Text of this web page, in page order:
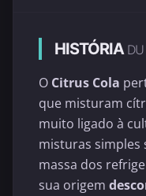
HISTÓRIA
O Citrus Cola
que misturam
muito ligado à
misturas simples
massa dos
sua origem